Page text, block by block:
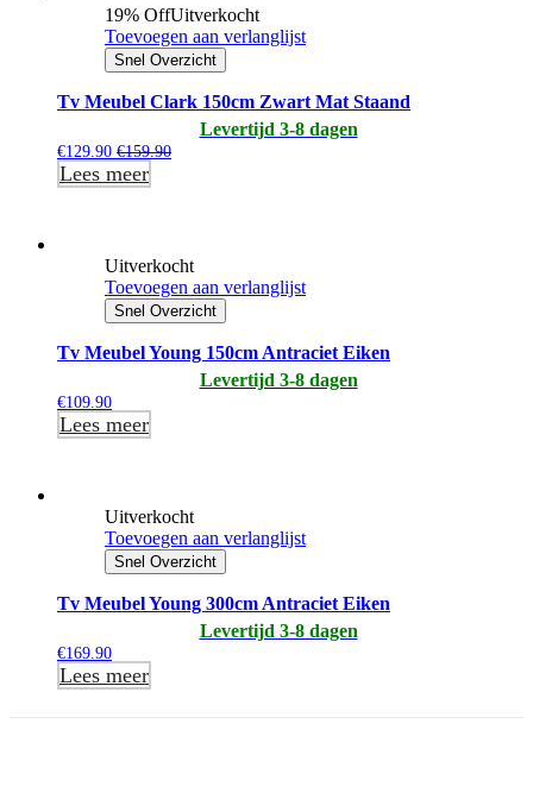
19% OffUitverkocht
Toevoegen aan verlanglijst
Snel Overzicht
Tv Meubel Clark 150cm Zwart Mat Staand
Levertijd 3-8 dagen
€129.90 €159.90
Lees meer
Uitverkocht
Toevoegen aan verlanglijst
Snel Overzicht
Tv Meubel Young 150cm Antraciet Eiken
Levertijd 3-8 dagen
€109.90
Lees meer
Uitverkocht
Toevoegen aan verlanglijst
Snel Overzicht
Tv Meubel Young 300cm Antraciet Eiken
Levertijd 3-8 dagen
€169.90
Lees meer